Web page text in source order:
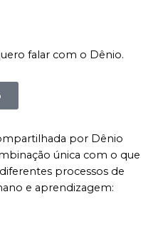
falar com o Dênio.
por Dênio
única com o que
processos de
e aprendizagem: